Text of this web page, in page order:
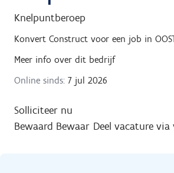
Knelpuntberoep
Konvert Construct voor een job in
Meer info over dit bedrijf
Online sinds: 7 jul 2026
Solliciteer nu
Bewaard Bewaar Deel vacature via